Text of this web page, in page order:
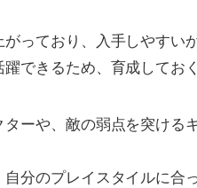
っており、入手しやすいか
できるため、育成してお
ーや、敵の弱点を突ける
分のプレイスタイルに合